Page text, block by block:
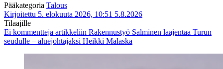
Pääkategoria Talous
Kirjoitettu 5. elokuuta 2026, 10:51 5.8.2026
Tilaajille
Ei kommentteja artikkeliin Rakennustyö Salminen laajentaa Turun
seudulle – aluejohtajaksi Heikki Malaska